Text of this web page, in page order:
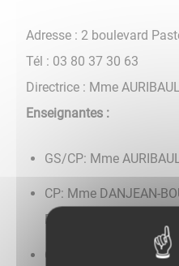
Adresse : 2 boulevard
Tél : 03 80 37 30 63
Directrice : Mme
Enseignantes :
GS/CP: Mme
CP: Mme DANJEAN-
FORNARA
CE1: Mme PLANCHON